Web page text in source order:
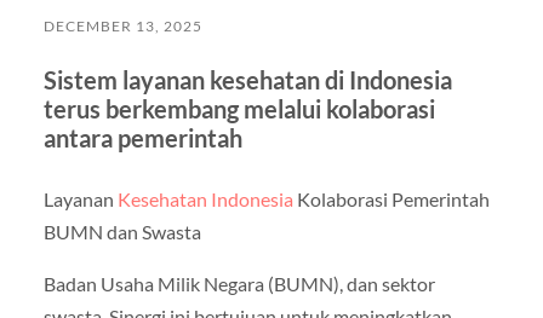
DECEMBER 13, 2025
Sistem layanan kesehatan di Indonesia
terus berkembang melalui kolaborasi
antara pemerintah
Layanan Kesehatan Indonesia Kolaborasi Pemerintah
BUMN dan Swasta
Badan Usaha Milik Negara (BUMN), dan sektor